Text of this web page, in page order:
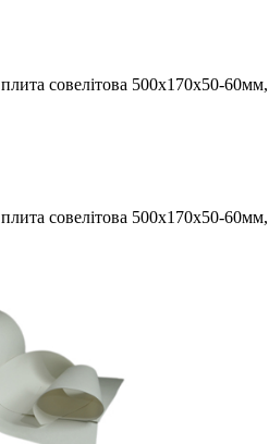
плита совелітова 500х170х50-
плита совелітова 500х170х50-